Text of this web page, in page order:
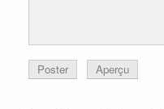
Poster Aperçu